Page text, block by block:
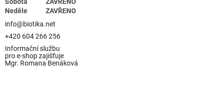
Sobota
ZAVŘENO
Neděle
ZAVŘENO
info@biotika.net
+420 604 266 256
Informační službu
pro e-shop zajišťuje
Mgr. Romana Benáková